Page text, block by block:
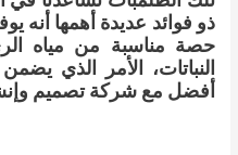
ذو فوائد عديدة أهمها أنه
حصة مناسبة من مياه
النباتات، الأمر الذي
أفضل مع شركة تصميم